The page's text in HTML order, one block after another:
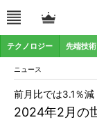
テクノロジー 先端技術
ニュース
2024年2月の
前月比では3.1％減